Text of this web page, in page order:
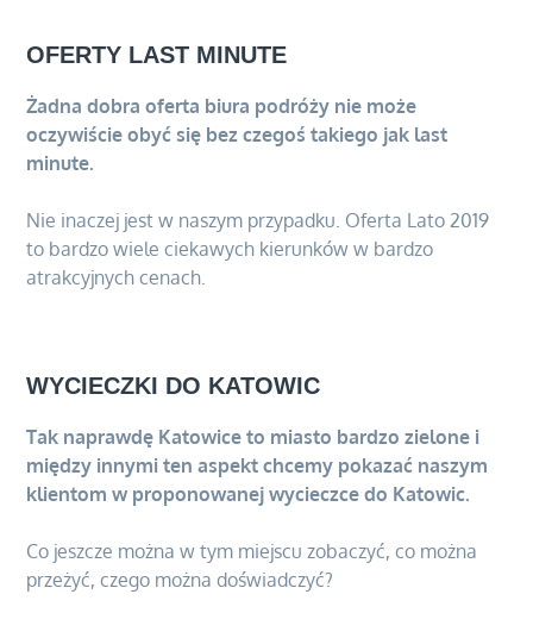
OFERTY LAST MINUTE
Żadna dobra oferta biura podróży nie może
oczywiście obyć się bez czegoś takiego jak last
minute.
Nie inaczej jest w naszym przypadku. Oferta Lato 2019
to bardzo wiele ciekawych kierunków w bardzo
atrakcyjnych cenach.
WYCIECZKI DO KATOWIC
Tak naprawdę Katowice to miasto bardzo zielone i
między innymi ten aspekt chcemy pokazać naszym
klientom w proponowanej wycieczce do Katowic.
Co jeszcze można w tym miejscu zobaczyć, co można
przeżyć, czego można doświadczyć?